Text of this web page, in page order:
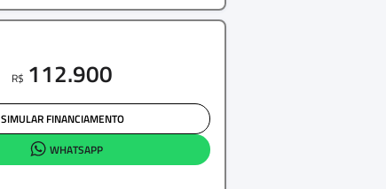
R$ 112.900
SIMULAR FINANCIAMENTO
WHATSAPP